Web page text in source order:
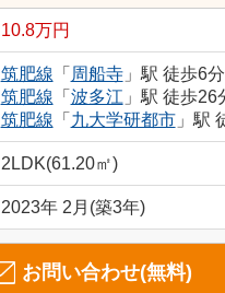
10.8万円
筑肥線 「 周船寺」駅 徒歩6分
筑肥線 「 波多江 」駅 徒歩26
筑肥線 「 九大学研都市」駅
2LDK(61.20㎡)
2023年 2月(築3年)
お問い合わせ(無料)